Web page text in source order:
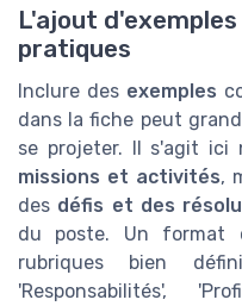
L'ajout
pratiques
Inclure des exemples
dans la fiche peut
se projeter. Il s'agit ici
missions et activités,
des défis et des
du poste. Un format
rubriques bien
'Responsabilités',